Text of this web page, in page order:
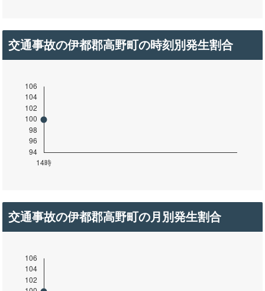
交通事故の伊都郡高野町の時刻別発生割合
交通事故の伊都郡高野町の月別発生割合